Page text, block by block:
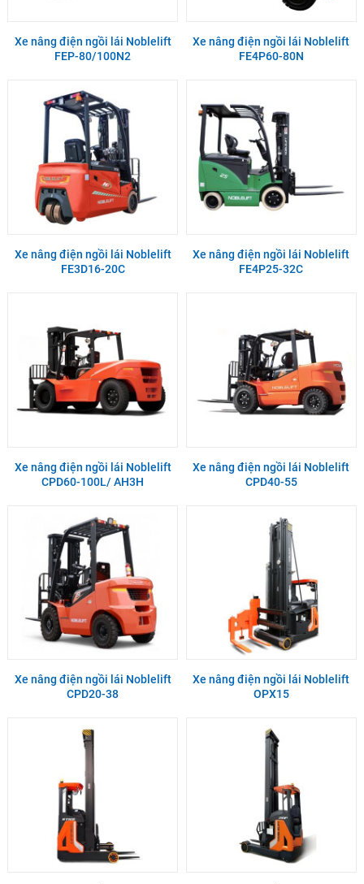
Xe nâng điện ngồi lái Noblelift
FEP-80/100N2
Xe nâng điện ngồi lái Noblelift
FE4P60-80N
Xe nâng điện ngồi lái Noblelift
FE3D16-20C
Xe nâng điện ngồi lái Noblelift
FE4P25-32C
Xe nâng điện ngồi lái Noblelift
CPD60-100L/ AH3H
Xe nâng điện ngồi lái Noblelift
CPD40-55
Xe nâng điện ngồi lái Noblelift
CPD20-38
Xe nâng điện ngồi lái Noblelift
OPX15